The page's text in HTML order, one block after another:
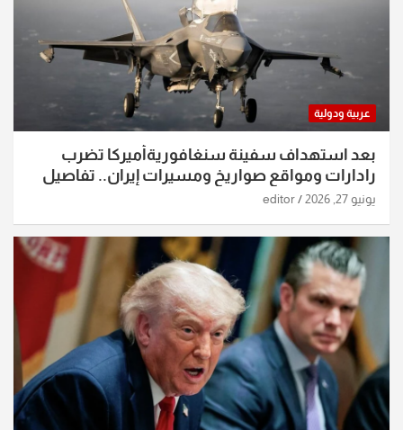
عربية ودولية
بعد استهداف سفينة سنغافوريةأميركا تضرب
رادارات ومواقع صواريخ ومسيرات إيران.. تفاصيل
الساعات الماضية
يونيو 27, 2026 editor